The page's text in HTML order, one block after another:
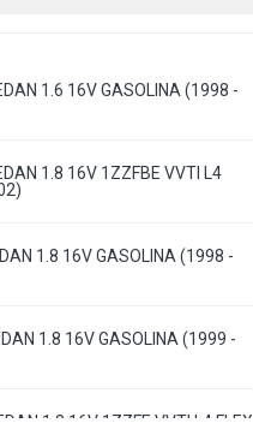
1.6 16V GASOLINA (1998 -
1.8 16V 1ZZFBE VVTI L4
1.8 16V GASOLINA (1998 -
1.8 16V GASOLINA (1999 -
1.8 16V 1ZZFE VVTI L4 FLEX